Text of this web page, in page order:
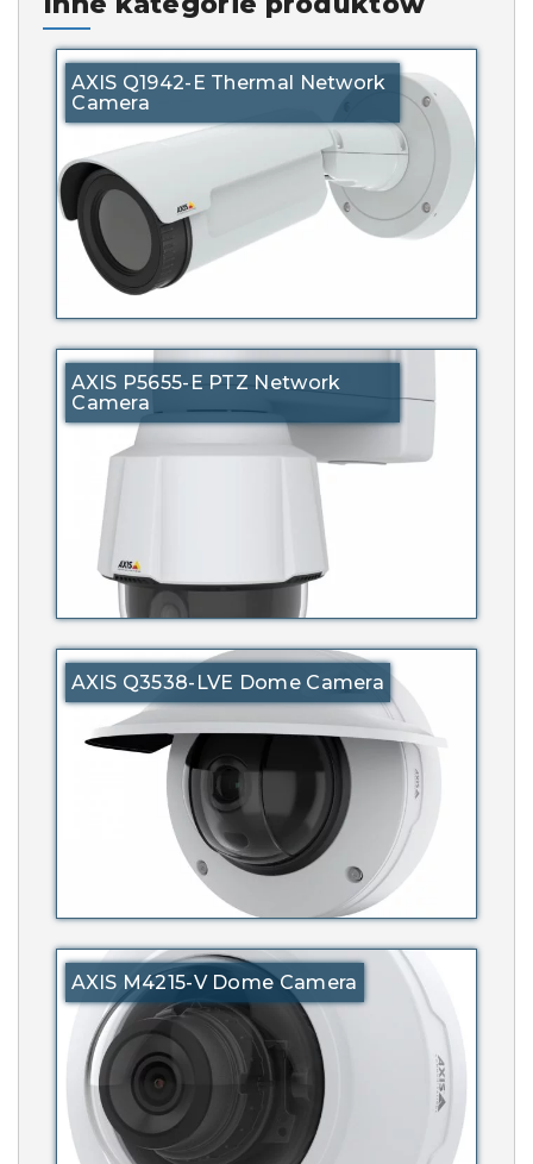
AXIS Q1942-E Thermal Network
Camera
AXIS P5655-E PTZ Network
Camera
AXIS Q3538-LVE Dome Camera
AXIS M4215-V Dome Camera